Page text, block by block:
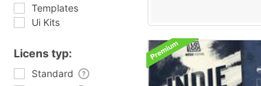
Templates
Ui Kits
Licens typ:
Standard